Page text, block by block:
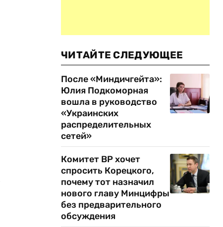
ЧИТАЙТЕ СЛЕДУЮЩЕЕ
После «Миндичгейта»:
Юлия Подкоморная
вошла в руководство
«Украинских
распределительных
сетей»
Комитет ВР хочет
спросить Корецкого,
почему тот назначил
нового главу Минцифры
без предварительного
обсуждения